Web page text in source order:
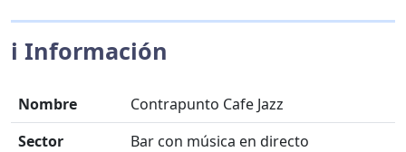
ℹ️ Información
Nombre
Contrapunto Cafe Jazz
Sector
Bar con música en directo